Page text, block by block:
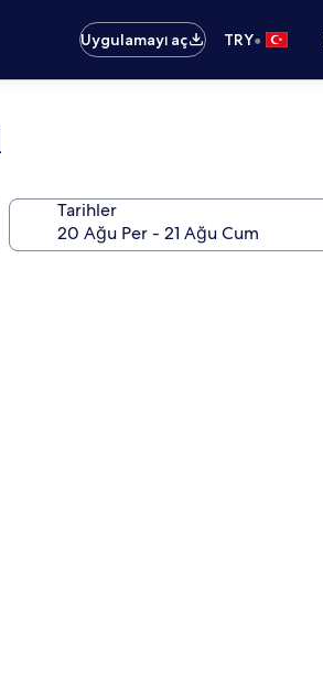
Uygulamayı aç
TRY•
Tarihler